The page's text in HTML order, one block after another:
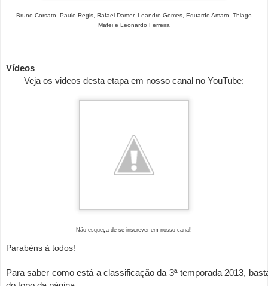
Bruno Corsato, Paulo Regis, Rafael Damer, Leandro Gomes, Eduardo Amaro, Thiago
Mafei e Leonardo Ferreira
Vídeos
Veja os videos desta etapa em nosso canal no YouTube:
Não esqueça de se inscrever em nosso canal!
Parabéns à todos!
Para saber como está a classificação da 3ª temporada 2013,